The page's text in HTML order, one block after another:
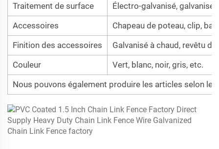
Traitement de surface
Électro-galvanisé, galvanisé
Accessoires
Chapeau de poteau, clip,
Finition des accessoires
Galvanisé à chaud, revêtu de
Couleur
Vert, blanc, noir, gris, etc.
Nous pouvons également produire les articles selon